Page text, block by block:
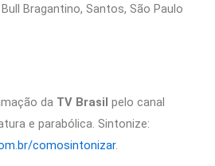
Bragantino, Santos, São Paulo
da TV Brasil pelo canal
e parabólica. Sintonize:
comosintonizar.